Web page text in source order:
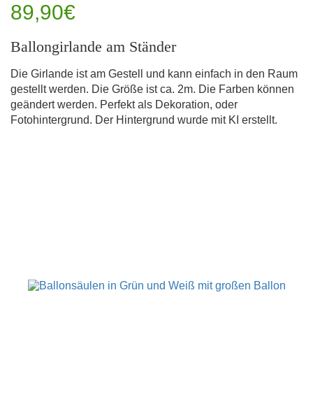
89,90€
Ballongirlande am Ständer
Die Girlande ist am Gestell und kann einfach in den Raum
gestellt werden. Die Größe ist ca. 2m. Die Farben können
geändert werden. Perfekt als Dekoration, oder
Fotohintergrund. Der Hintergrund wurde mit KI erstellt.